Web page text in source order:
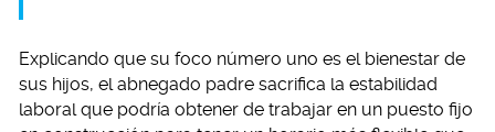
Explicando que su foco número uno es el bienestar de
sus hijos, el abnegado padre sacrifica la estabilidad
laboral que podría obtener de trabajar en un puesto fijo